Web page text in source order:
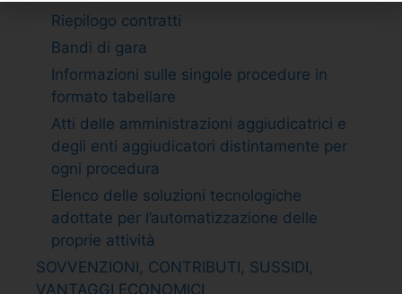
Riepilogo contratti
Bandi di gara
Informazioni sulle singole procedure in
formato tabellare
Atti delle amministrazioni aggiudicatrici e
degli enti aggiudicatori distintamente per
ogni procedura
Elenco delle soluzioni tecnologiche
adottate per l’automatizzazione delle
proprie attività
SOVVENZIONI, CONTRIBUTI, SUSSIDI,
VANTAGGI ECONOMICI